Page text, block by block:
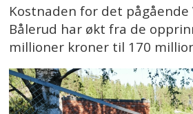
Kostnaden for det pågående
Bålerud har økt fra de
millioner kroner til 170